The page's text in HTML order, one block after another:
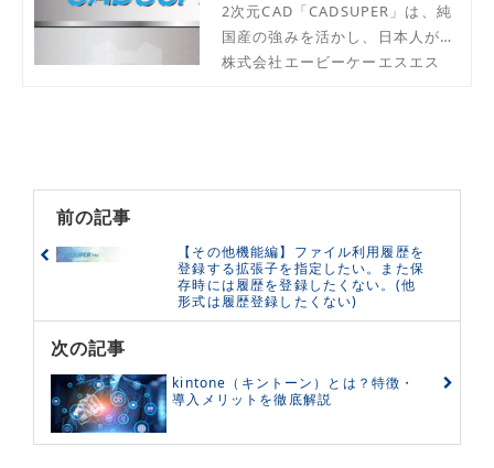
2次元CAD「CADSUPER」は、純
国産の強みを活かし、日本人が簡
単・便利に設計できるような機能
株式会社エービーケーエスエス
前の記事
【その他機能編】ファイル利用履歴を
登録する拡張子を指定したい。また保
存時には履歴を登録したくない。(他
形式は履歴登録したくない)
次の記事
kintone（キントーン）とは？特徴・
導入メリットを徹底解説